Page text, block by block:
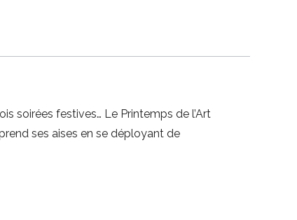
soirées festives… Le Printemps de l’Art
ses aises en se déployant de